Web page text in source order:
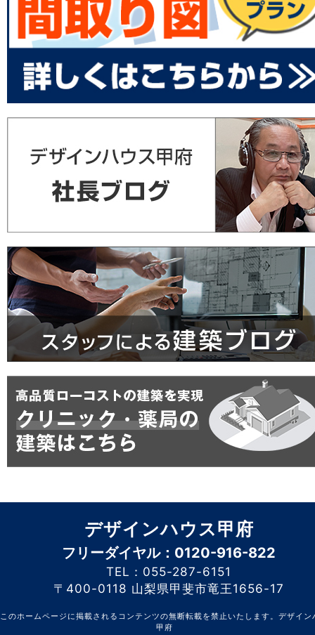
デザインハウス甲府
フリーダイヤル：0120-916-822
TEL：055-287-6151
〒400-0118 山梨県甲斐市竜王1656-17
このホームページに掲載されるコンテンツの無断転載を禁止いたします。デザイン
甲府